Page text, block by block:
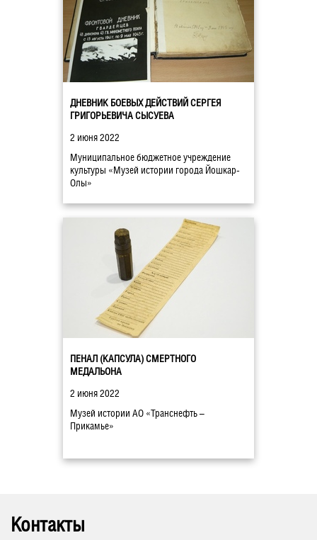
ДНЕВНИК БОЕВЫХ ДЕЙСТВИЙ СЕРГЕЯ
ГРИГОРЬЕВИЧА СЫСУЕВА
2 июня 2022
Муниципальное бюджетное учреждение
культуры «Музей истории города Йошкар-
Олы»
ПЕНАЛ (КАПСУЛА) СМЕРТНОГО
МЕДАЛЬОНА
2 июня 2022
Музей истории АО «Транснефть –
Прикамье»
Контакты